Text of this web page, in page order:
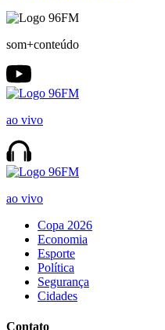
som+conteúdo
ao vivo
ao vivo
Copa 2026
Economia
Esporte
Política
Segurança
Cidades
Contato